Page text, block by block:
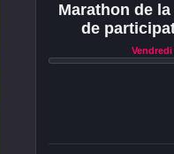
Marathon de
de